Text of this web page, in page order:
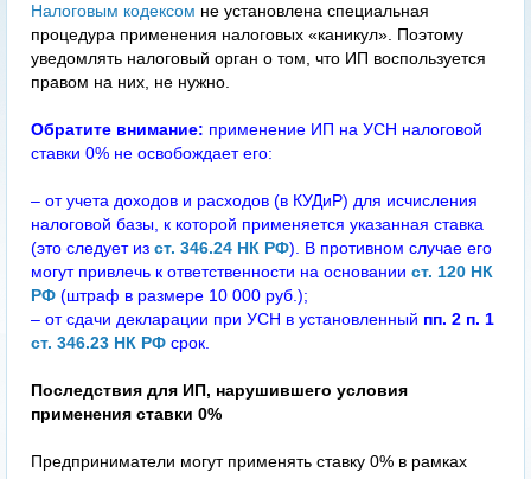
Налоговым кодексом не установлена специальная
процедура применения налоговых «каникул». Поэтому
уведомлять налоговый орган о том, что ИП воспользуется
правом на них, не нужно.
Обратите внимание: применение ИП на УСН налоговой
ставки 0% не освобождает его:
– от учета доходов и расходов (в КУДиР) для исчисления
налоговой базы, к которой применяется указанная ставка
(это следует из ст. 346.24 НК РФ). В противном случае его
могут привлечь к ответственности на основании ст. 120 НК
РФ (штраф в размере 10 000 руб.);
– от сдачи декларации при УСН в установленный пп. 2 п. 1
ст. 346.23 НК РФ срок.
Последствия для ИП, нарушившего условия
применения ставки 0%
Предприниматели могут применять ставку 0% в рамках